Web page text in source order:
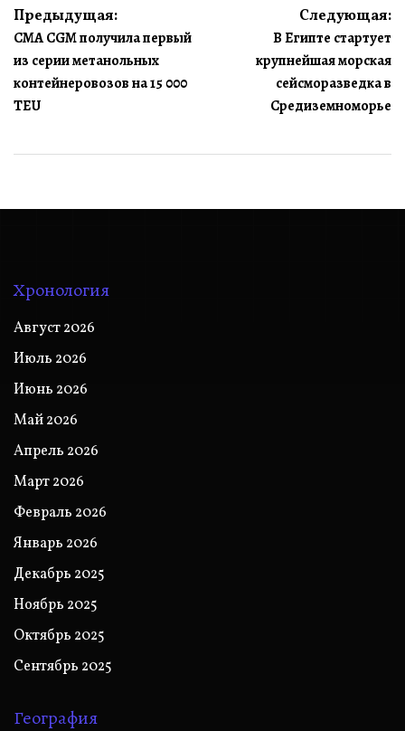
Навигация
по
записям
Предыдущая:
CMA CGM получила первый
из серии метанольных
контейнеровозов на 15 000
TEU
Следующая:
В Египте стартует
крупнейшая морская
сейсморазведка в
Средиземноморье
Хронология
Август 2026
Июль 2026
Июнь 2026
Май 2026
Апрель 2026
Март 2026
Февраль 2026
Январь 2026
Декабрь 2025
Ноябрь 2025
Октябрь 2025
Сентябрь 2025
География